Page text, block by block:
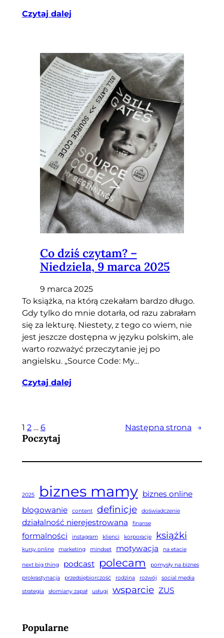
Czytaj dalej
Co dziś czytam? –
Niedziela, 9 marca 2025
9 marca 2025
To książka, na którą czekałam bardzo długo.
Gdy tylko do mnie dotarła, od razu zabrałam
się za lekturę. Niestety, z tego co wiem, nie
jest jeszcze dostępna w języku polskim, ale
warto rozważyć przeczytanie jej po
angielsku. „Source Code: My…
Czytaj dalej
1 2 … 6 Następna strona →
Poczytaj
2025 biznes mamy biznes online
blogowanie
content definicje doświadczenie
działalność nierejestrowana finanse
formalności instagram klienci korporacje książki
kursy online marketing mindset motywacja na etacie
next big thing podcast polecam
pomysły na biznes
prokrastynacja
przedsiębiorczość rodzina rozwój social media
strategia słomiany zapał usługi wsparcie ZUS
Popularne